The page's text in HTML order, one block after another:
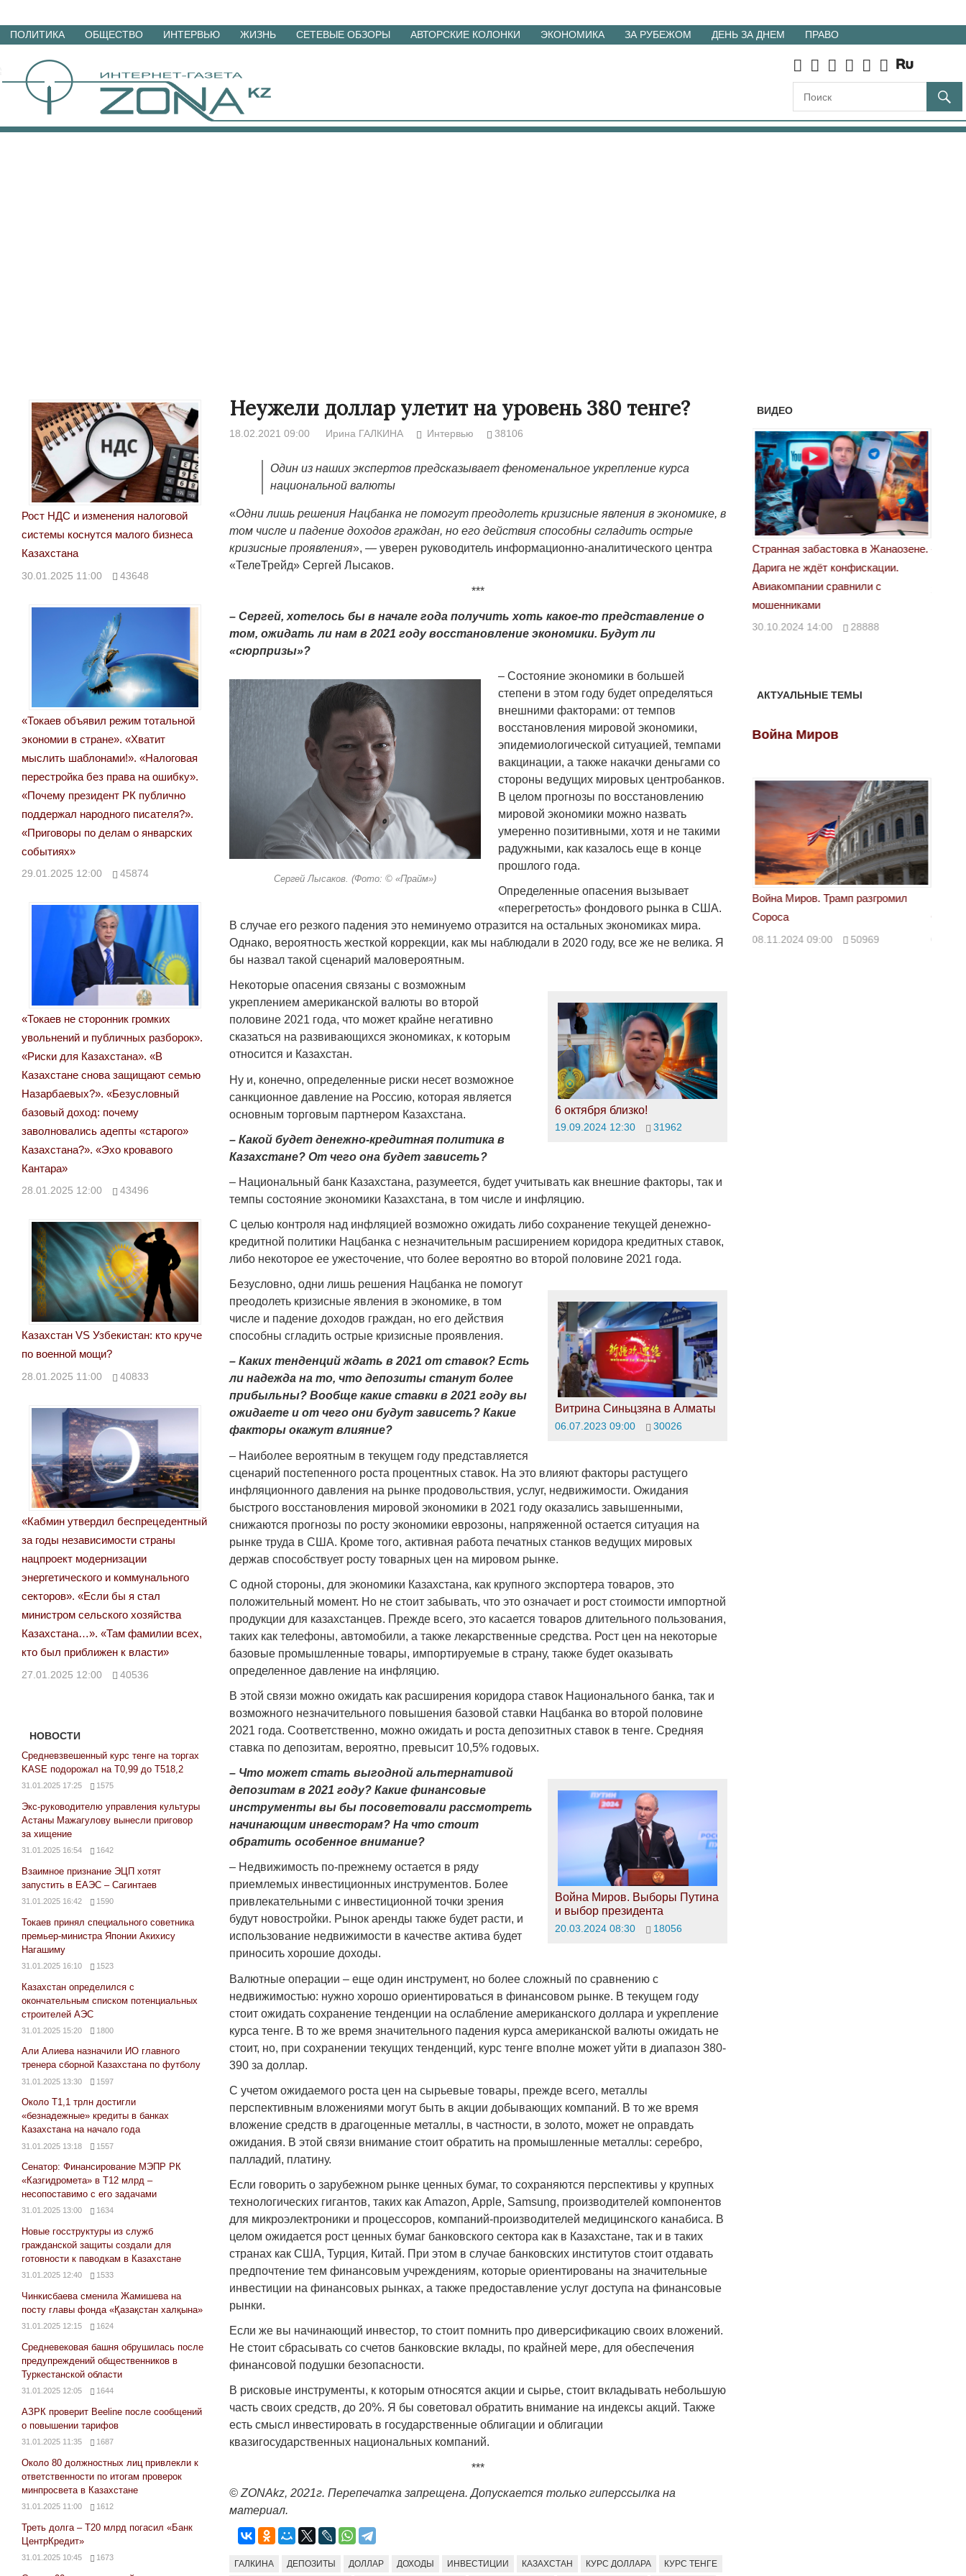
Перейти
материалам
ПОЛИТИКА ОБЩЕСТВО ИНТЕРВЬЮ ЖИЗНЬ СЕТЕВЫЕ ОБЗОРЫ АВТОРСКИЕ КОЛОНКИ ЭКОНОМИКА ЗА РУБЕЖОМ ДЕНЬ ЗА ДНЕМ ПРАВО
Неужели доллар улетит на уровень 380 тенге?
18.02.2021 09:00 Ирина ГАЛКИНА Интервью 38106
Один из наших экспертов предсказывает феноменальное укрепление курса
национальной валюты
«Одни лишь решения Нацбанка не помогут преодолеть кризисные явления в экономике, в
том числе и падение доходов граждан, но его действия способны сгладить острые
кризисные проявления», — уверен руководитель информационно-аналитического центра
«ТелеТрейд» Сергей Лысаков.
***
– Сергей, хотелось бы в начале года получить хоть какое-то представление о
том, ожидать ли нам в 2021 году восстановление экономики. Будут ли
«сюрпризы»?
Сергей Лысаков. (Фото: © «Прайм»)
– Состояние экономики в большей
степени в этом году будет определяться
внешними факторами: от темпов
восстановления мировой экономики,
эпидемиологической ситуацией, темпами
вакцинации, а также накачки деньгами со
стороны ведущих мировых центробанков.
В целом прогнозы по восстановлению
мировой экономики можно назвать
умеренно позитивными, хотя и не такими
радужными, как казалось еще в конце
прошлого года.
Определенные опасения вызывает
«перегретость» фондового рынка в США.
В случае его резкого падения это неминуемо отразится на остальных экономиках мира.
Однако, вероятность жесткой коррекции, как мы наблюдали в 2020 году, все же не велика. Я
бы назвал такой сценарий маловероятным.
6 октября близко!
19.09.2024 12:30 31962
Некоторые опасения связаны с возможным
укреплением американской валюты во второй
половине 2021 года, что может крайне негативно
сказаться на развивающихся экономиках, к которым
относится и Казахстан.
Ну и, конечно, определенные риски несет возможное
санкционное давление на Россию, которая является
основным торговым партнером Казахстана.
– Какой будет денежно-кредитная политика в
Казахстане? От чего она будет зависеть?
– Национальный банк Казахстана, разумеется, будет учитывать как внешние факторы, так и
темпы состояние экономики Казахстана, в том числе и инфляцию.
С целью контроля над инфляцией возможно ожидать либо сохранение текущей денежно-
кредитной политики Нацбанка с незначительным расширением коридора кредитных ставок,
либо некоторое ее ужесточение, что более вероятно во второй половине 2021 года.
Витрина Синьцзяна в Алматы
06.07.2023 09:00 30026
Безусловно, одни лишь решения Нацбанка не помогут
преодолеть кризисные явления в экономике, в том
числе и падение доходов граждан, но его действия
способны сгладить острые кризисные проявления.
– Каких тенденций ждать в 2021 от ставок? Есть
ли надежда на то, что депозиты станут более
прибыльны? Вообще какие ставки в 2021 году вы
ожидаете и от чего они будут зависеть? Какие
факторы окажут влияние?
– Наиболее вероятным в текущем году представляется
сценарий постепенного роста процентных ставок. На это влияют факторы растущего
инфляционного давления на рынке продовольствия, услуг, недвижимости. Ожидания
быстрого восстановления мировой экономики в 2021 году оказались завышенными,
снижаются прогнозы по росту экономики еврозоны, напряженной остается ситуация на
рынке труда в США. Кроме того, активная работа печатных станков ведущих мировых
держав способствует росту товарных цен на мировом рынке.
С одной стороны, для экономики Казахстана, как крупного экспортера товаров, это
положительный момент. Но не стоит забывать, что это означает и рост стоимости импортной
продукции для казахстанцев. Прежде всего, это касается товаров длительного пользования,
таких как телефоны, автомобили, а также лекарственные средства. Рост цен на некоторые
базовые промышленные товары, импортируемые в страну, также будет оказывать
определенное давление на инфляцию.
В этой связи можно ожидать как расширения коридора ставок Национального банка, так и
возможного незначительного повышения базовой ставки Нацбанка во второй половине
2021 года. Соответственно, можно ожидать и роста депозитных ставок в тенге. Средняя
ставка по депозитам, вероятно, превысит 10,5% годовых.
Война Миров. Выборы Путина
и выбор президента
20.03.2024 08:30 18056
– Что может стать выгодной альтернативой
депозитам в 2021 году? Какие финансовые
инструменты вы бы посоветовали рассмотреть
начинающим инвесторам? На что стоит
обратить особенное внимание?
– Недвижимость по-прежнему остается в ряду
приемлемых инвестиционных инструментов. Более
привлекательными с инвестиционной точки зрения
будут новостройки. Рынок аренды также будет расти, и
использование недвижимости в качестве актива будет
приносить хорошие доходы.
Валютные операции – еще один инструмент, но более сложный по сравнению с
недвижимостью: нужно хорошо ориентироваться в финансовом рынке. В текущем году
стоит ожидать сохранение тенденции на ослабление американского доллара и укрепление
курса тенге. В то же время значительного падения курса американской валюты ожидать не
стоит, но, при сохранении текущих тенденций, курс тенге вполне может уйти в диапазон 380-
390 за доллар.
С учетом ожидаемого роста цен на сырьевые товары, прежде всего, металлы
перспективным вложениями могут быть в акции добывающих компаний. В то же время
вложение средств в драгоценные металлы, в частности, в золото, может не оправдать
ожидания. В этой связи внимание стоит обратить на промышленные металлы: серебро,
палладий, платину.
Если говорить о зарубежном рынке ценных бумаг, то сохраняются перспективы у крупных
технологических гигантов, таких как Amazon, Apple, Samsung, производителей компонентов
для микроэлектроники и процессоров, компаний-производителей медицинского канабиса. В
целом ожидается рост ценных бумаг банковского сектора как в Казахстане, так и в таких
странах как США, Турция, Китай. При этом в случае банковских институтов стоит отдавать
предпочтение тем финансовым учреждениям, которые ориентированы на значительные
инвестиции на финансовых рынках, а также предоставление услуг доступа на финансовые
рынки.
Если же вы начинающий инвестор, то стоит помнить про диверсификацию своих вложений.
Не стоит сбрасывать со счетов банковские вклады, по крайней мере, для обеспечения
финансовой подушки безопасности.
В рисковые инструменты, к которым относятся акции и сырье, стоит вкладывать небольшую
часть своих средств, до 20%. Я бы советовал обратить внимание на индексы акций. Также
есть смысл инвестировать в государственные облигации и облигации
квазигосударственных национальных компаний.
***
© ZONAkz, 2021г. Перепечатка запрещена. Допускается только гиперссылка на
материал.
ГАЛКИНА ДЕПОЗИТЫ ДОЛЛАР ДОХОДЫ ИНВЕСТИЦИИ КАЗАХСТАН КУРС ДОЛЛАРА КУРС ТЕНГЕ
Рост НДС и изменения налоговой
системы коснутся малого бизнеса
Казахстана
30.01.2025 11:00 43648
«Токаев объявил режим тотальной
экономии в стране». «Хватит
мыслить шаблонами!». «Налоговая
перестройка без права на ошибку».
«Почему президент РК публично
поддержал народного писателя?».
«Приговоры по делам о январских
событиях»
29.01.2025 12:00 45874
«Токаев не сторонник громких
увольнений и публичных разборок».
«Риски для Казахстана». «В
Казахстане снова защищают семью
Назарбаевых?». «Безусловный
базовый доход: почему
заволновались адепты «старого»
Казахстана?». «Эхо кровавого
Кантара»
28.01.2025 12:00 43496
Казахстан VS Узбекистан: кто круче
по военной мощи?
28.01.2025 11:00 40833
«Кабмин утвердил беспрецедентный
за годы независимости страны
нацпроект модернизации
энергетического и коммунального
секторов». «Если бы я стал
министром сельского хозяйства
Казахстана…». «Там фамилии всех,
кто был приближен к власти»
27.01.2025 12:00 40536
НОВОСТИ
Средневзвешенный курс тенге на торгах
KASE подорожал на Т0,99 до Т518,2
31.01.2025 17:25 1575
Экс-руководителю управления культуры
Астаны Мажагулову вынесли приговор
за хищение
31.01.2025 16:54 1642
Взаимное признание ЭЦП хотят
запустить в ЕАЭС – Сагинтаев
31.01.2025 16:42 1590
Токаев принял специального советника
премьер-министра Японии Акихису
Нагашиму
31.01.2025 16:10 1523
Казахстан определился с
окончательным списком потенциальных
строителей АЭС
31.01.2025 15:20 1800
Али Алиева назначили ИО главного
тренера сборной Казахстана по футболу
31.01.2025 13:30 1597
Около Т1,1 трлн достигли
«безнадежные» кредиты в банках
Казахстана на начало года
31.01.2025 13:18 1557
Сенатор: Финансирование МЭПР РК
«Казгидромета» в Т12 млрд –
несопоставимо с его задачами
31.01.2025 13:00 1634
Новые госструктуры из служб
гражданской защиты создали для
готовности к паводкам в Казахстане
31.01.2025 12:40 1533
Чинкисбаева сменила Жамишева на
посту главы фонда «Қазақстан халқына»
31.01.2025 12:15 1624
Средневековая башня обрушилась после
предупреждений общественников в
Туркестанской области
31.01.2025 12:05 1644
АЗРК проверит Beeline после сообщений
о повышении тарифов
31.01.2025 11:35 1687
Около 80 должностных лиц привлекли к
ответственности по итогам проверок
минпросвета в Казахстане
31.01.2025 11:00 1612
Треть долга – Т20 млрд погасил «Банк
ЦентрКредит»
31.01.2025 10:45 1673
ВИДЕО
Народ выбрал свет
Странная забастовка в Жанаозене.
30.10.2024 14:00
«Новый Казахстан не говорит всей
правды»
29.10.2024 09:00 39623
АКТУАЛЬНЫЕ ТЕМЫ
Война Миров
Война Миров. Трамп разгромил
Сороса
08.11.2024 09:00 50969
Война Миров
Война Миров. Трамп разгромил
Сороса
08.11.2024 09:00 50969